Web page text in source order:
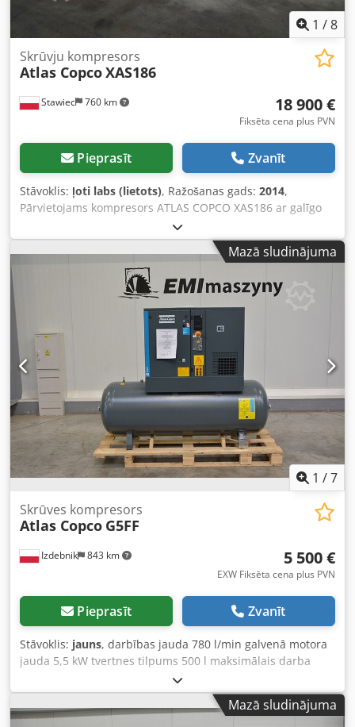
1 /8
Stawiec 760 km
Skrūvju kompresors
Atlas CopcoXAS186
18 900 €
Fiksēta cena plus PVN
Pieprasīt Zvanīt
Stāvoklis: ļoti labs (lietots), Ražošanas gads: 2014,
Pārvietojams kompresors ATLAS COPCO XAS186 ar galīgo
dzesētāju, pēc pilna servisa. Tehniskie dati: Jauda: 11,10
m3/min; Darba spiediens: 7 Bar; Ražošanas gads: 2014
DEUTZ dzinējs Nobraukums: Kompresors pilnībā darba
kārtībā, gatavs darbam, ar garantiju. Dkodsyfnwgopfx
Akmsr Cena bez PVN: 79 500 PLN Cena ar PVN: 97 785 PLN
Iekārta ievestā ideālā stāvoklī. Zemāk video saites.
Mazā sludinājuma
1 /7
Izdebnik 843 km
Skrūves kompresors
Atlas Copco G5FF
5 500 €
EXW Fiksēta cena plus PVN
Pieprasīt Zvanīt
Stāvoklis: jauns, darbības jauda 780 l/min galvenā motora
jauda 5,5 kW tvertnes tilpums 500 l maksimālais darba
spiediens 10,0 atm iebūvēts termiskais žāvētājs
elektroniski regulējami kompresora darbības parametri
atbilst CE standartiem ražošanas gads 2025, JAUNS Djdpfx
Mazā sludinājuma